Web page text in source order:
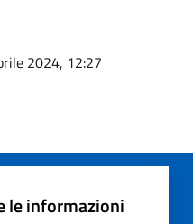
2024, 12:27
le informazioni